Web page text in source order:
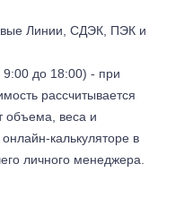
Линии, СДЭК, ПЭК и
9:00 до 18:00) - при
рассчитывается
объема, веса и
калькуляторе в
личного менеджера.